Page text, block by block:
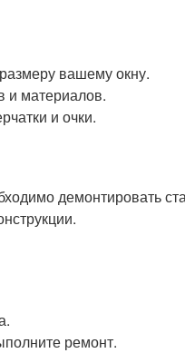
вашему окну.
и материалов.
и очки.
демонтировать
ремонт.